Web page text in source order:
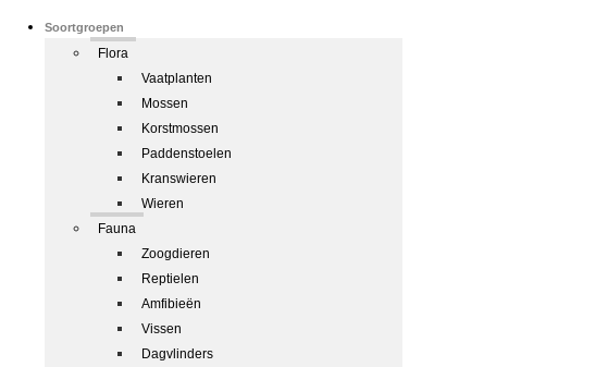
Soortgroepen
Flora
Vaatplanten
Mossen
Korstmossen
Paddenstoelen
Kranswieren
Wieren
Fauna
Zoogdieren
Reptielen
Amfibieën
Vissen
Dagvlinders